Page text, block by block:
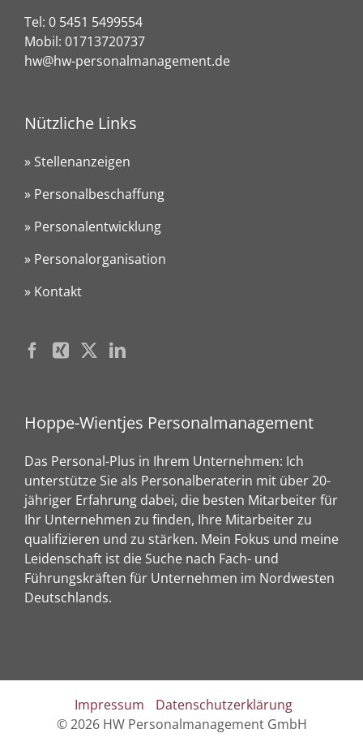
Tel: 0 5451 5499554
Mobil: 01713720737
hw@hw-personalmanagement.de
Nützliche Links
» Stellenanzeigen
» Personalbeschaffung
» Personalentwicklung
» Personalorganisation
» Kontakt
Hoppe-Wientjes Personalmanagement
Das Personal-Plus in Ihrem Unternehmen: Ich
unterstütze Sie als Personalberaterin mit über 20-
jähriger Erfahrung dabei, die besten Mitarbeiter für
Ihr Unternehmen zu finden, Ihre Mitarbeiter zu
qualifizieren und zu stärken. Mein Fokus und meine
Leidenschaft ist die Suche nach Fach- und
Führungskräften für Unternehmen im Nordwesten
Deutschlands.
Impressum
Datenschutzerklärung
©2026 HW Personalmanagement GmbH